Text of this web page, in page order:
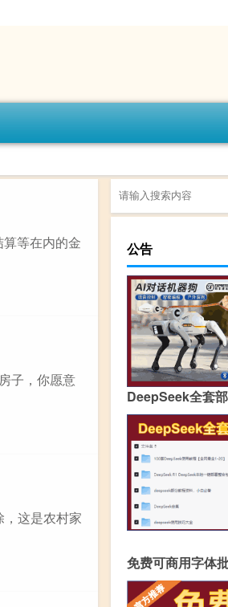
等在内的金
子，你愿意
这是农村家
公告
DeepSeek全套
免费可商用字体